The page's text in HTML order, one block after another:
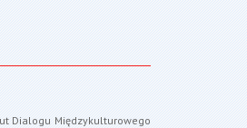
Dialogu Międzykulturowego